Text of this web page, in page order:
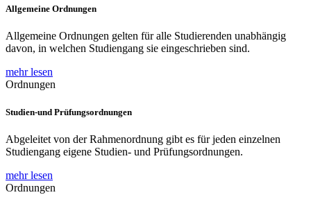
Allgemeine Ordnungen
Allgemeine Ordnungen gelten für alle Studierenden unabhängig
davon, in welchen Studiengang sie eingeschrieben sind.
mehr lesen
Ordnungen
Studien-und Prüfungsordnungen
Abgeleitet von der Rahmenordnung gibt es für jeden einzelnen
Studiengang eigene Studien- und Prüfungsordnungen.
mehr lesen
Ordnungen